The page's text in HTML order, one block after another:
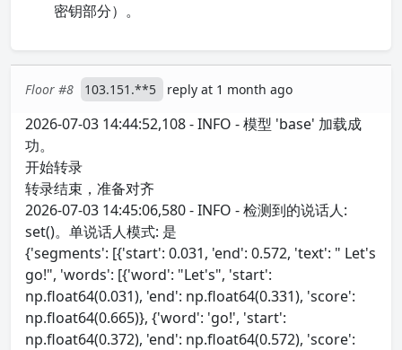
密钥部分）。
Floor #8 103.151.**5 reply at 1 month ago
2026-07-03 14:44:52,108 - INFO - 模型 'base' 加载成
功。
开始转录
转录结束，准备对齐
2026-07-03 14:45:06,580 - INFO - 检测到的说话人:
set()。单说话人模式: 是
{'segments': [{'start': 0.031, 'end': 0.572, 'text': " Let's
go!", 'words': [{'word': "Let's", 'start':
np.float64(0.031), 'end': np.float64(0.331), 'score':
np.float64(0.665)}, {'word': 'go!', 'start':
np.float64(0.372), 'end': np.float64(0.572), 'score':